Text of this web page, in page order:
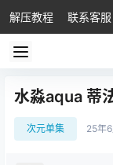
解压教程 联系客服
水淼aqua 蒂
次元单集 25年